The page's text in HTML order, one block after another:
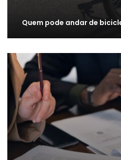
Quem pode andar de